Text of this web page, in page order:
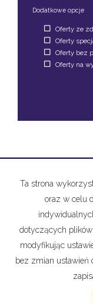
Dodatkowe opcje
Oferty ze
Oferty
Oferty bez
Oferty na
ZGŁOSZENIA
Sprzedajesz
Ta strona
oraz w celu
dotyczących
modyfikując
bez zmian ustawień